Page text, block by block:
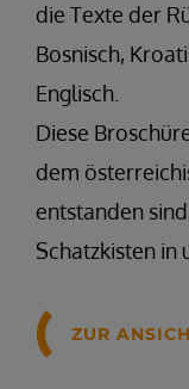
die Texte der
Bosnisch,
Englisch.
Diese
dem
entstanden
Schatzkisten in
ZUR